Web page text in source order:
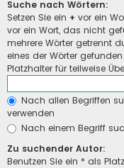
Suche nach Wörtern:
Setzen Sie ein + vor ein
vor ein Wort, das nicht
mehrere Wörter getrennt
eines der Wörter
Platzhalter für teilweise
Nach allen Begriffen
verwenden
Nach einem Begriff
Zu suchender Autor:
Benutzen Sie ein * als